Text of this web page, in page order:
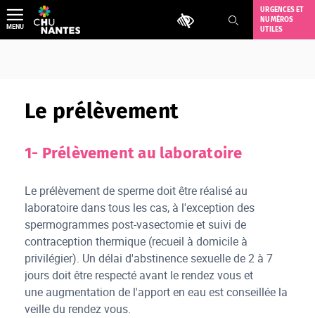
Aller
au
contenu
Outils d'accessibilité
URGENCES ET
NUMÉROS
UTILES
MENU
Le prélèvement
1- Prélèvement au laboratoire
Le prélèvement de sperme doit être réalisé au
laboratoire dans tous les cas, à l'exception des
spermogrammes post-vasectomie et suivi de
contraception thermique (recueil à domicile à
privilégier). Un délai d'abstinence sexuelle de 2 à 7
jours doit être respecté avant le rendez vous et
une augmentation de l'apport en eau est conseillée la
veille du rendez vous.